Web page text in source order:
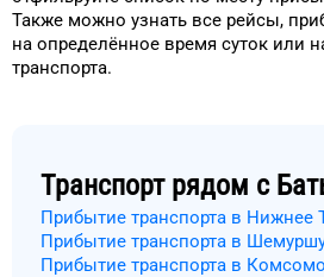
Также можно узнать все рейсы,
на определённое время суток или
транспорта.
Транспорт рядом с
Прибытие транспорта в Нижнее
Прибытие транспорта в
Прибытие транспорта в